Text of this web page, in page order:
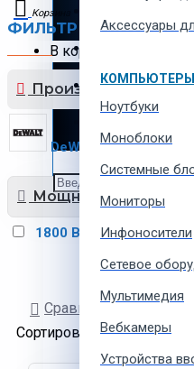
Спорт товары,
Корзина
В корзине пусто!
Аксессуары
КОМПЬЮТЕРЫ
Ноутбуки
Моноблоки
Системные
Мониторы
Инфоносители
Сетевое
Мультимедия
Вебкамеры
Устройства
ФИЛЬТР Сбросить
Производитель
DeWalt 1
Мощность
1800 Вт 1
Сравнение товаров
Сортировать: